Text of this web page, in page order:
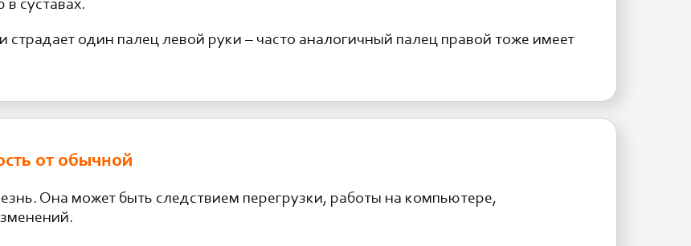
суставах.
страдает один палец левой руки – часто аналогичный палец правой тоже имеет
от обычной
Она может быть следствием перегрузки, работы на компьютере,